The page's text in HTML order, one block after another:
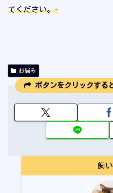
てください。-
お悩み
ボタンをクリックする
飼